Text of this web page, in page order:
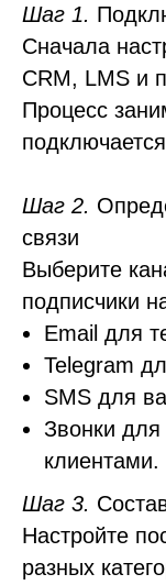
Шаг 1.
Сначала
CRM, LMS и
Процесс
Шаг 2.
связи
Выберите
подписчики
Email для
Telegram
SMS для
Звонки для
клиентами.
Шаг 3.
Настройте
разных